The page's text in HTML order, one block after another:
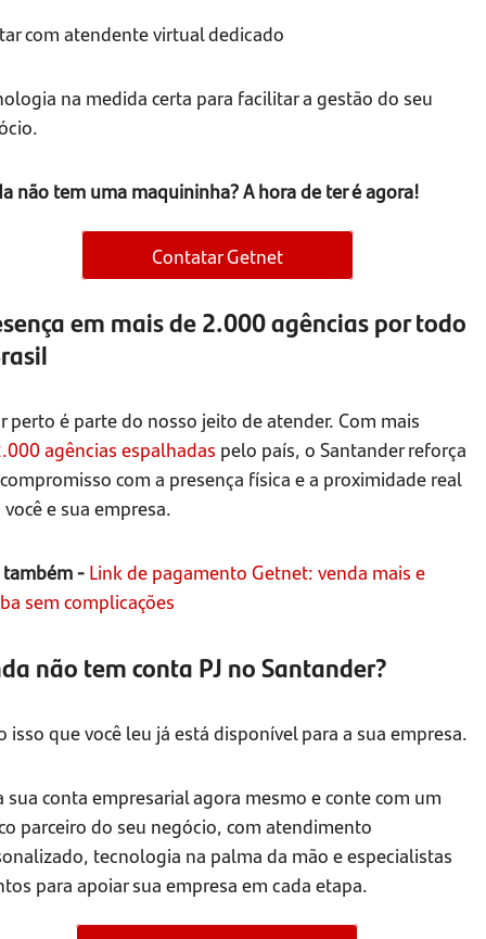
com atendente virtual dedicado
na medida certa para facilitar a gestão do seu
não tem uma maquininha? A hora de ter é agora!
Contatar Getnet
em mais de 2.000 agências por todo
perto é parte do nosso jeito de atender. Com mais
agências espalhadas pelo país, o Santander reforça
com a presença física e a proximidade real
e sua empresa.
também - Link de pagamento Getnet: venda mais e
sem complicações
não tem conta PJ no Santander?
isso que você leu já está disponível para a sua empresa.
sua conta empresarial agora mesmo e conte com um
parceiro do seu negócio, com atendimento
tecnologia na palma da mão e especialistas
para apoiar sua empresa em cada etapa.